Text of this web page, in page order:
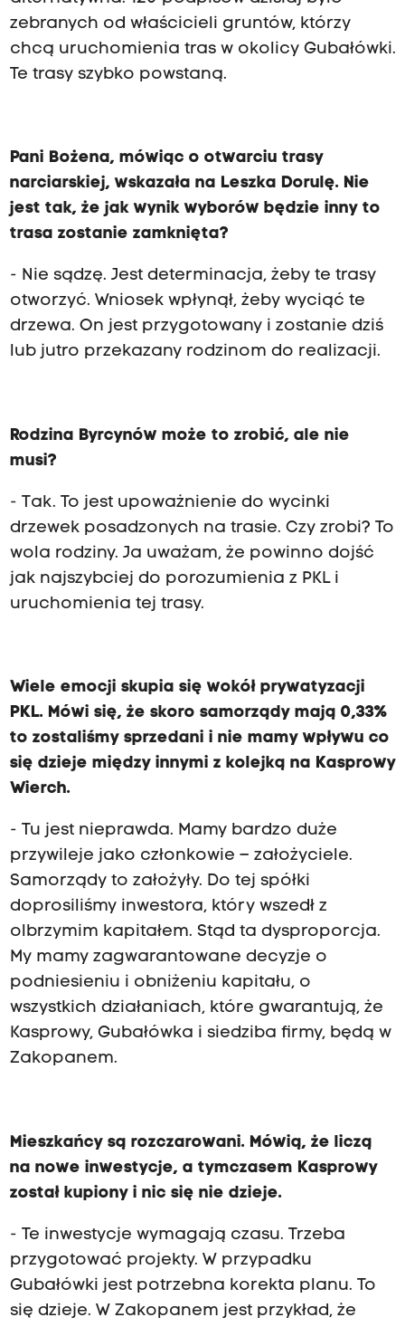
zebranych od właścicieli gruntów, którzy
chcą uruchomienia tras w okolicy Gubałówki.
Te trasy szybko powstaną.
Pani Bożena, mówiąc o otwarciu trasy
narciarskiej, wskazała na Leszka Dorulę. Nie
jest tak, że jak wynik wyborów będzie inny to
trasa zostanie zamknięta?
- Nie sądzę. Jest determinacja, żeby te trasy
otworzyć. Wniosek wpłynął, żeby wyciąć te
drzewa. On jest przygotowany i zostanie dziś
lub jutro przekazany rodzinom do realizacji.
Rodzina Byrcynów może to zrobić, ale nie
musi?
- Tak. To jest upoważnienie do wycinki
drzewek posadzonych na trasie. Czy zrobi? To
wola rodziny. Ja uważam, że powinno dojść
jak najszybciej do porozumienia z PKL i
uruchomienia tej trasy.
Wiele emocji skupia się wokół prywatyzacji
PKL. Mówi się, że skoro samorządy mają 0,33%
to zostaliśmy sprzedani i nie mamy wpływu co
się dzieje między innymi z kolejką na Kasprowy
Wierch.
- Tu jest nieprawda. Mamy bardzo duże
przywileje jako członkowie – założyciele.
Samorządy to założyły. Do tej spółki
doprosiliśmy inwestora, który wszedł z
olbrzymim kapitałem. Stąd ta dysproporcja.
My mamy zagwarantowane decyzje o
podniesieniu i obniżeniu kapitału, o
wszystkich działaniach, które gwarantują, że
Kasprowy, Gubałówka i siedziba firmy, będą w
Zakopanem.
Mieszkańcy są rozczarowani. Mówią, że liczą
na nowe inwestycje, a tymczasem Kasprowy
został kupiony i nic się nie dzieje.
- Te inwestycje wymagają czasu. Trzeba
przygotować projekty. W przypadku
Gubałówki jest potrzebna korekta planu. To
się dzieje. W Zakopanem jest przykład, że